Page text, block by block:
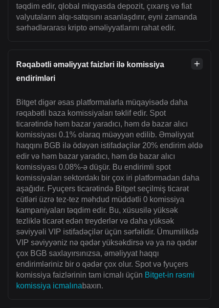
təqdim edir, qlobal miqyasda depozit, çıxarış və fiat
valyutaların alqı-satqısını asanlaşdırır, eyni zamanda
sərhədlərarası kripto əməliyyatlarını rahat edir.
Rəqabətli əməliyyat faizləri ilə komissiya
endirimləri
Bitget digər əsas platformalarla müqayisədə daha
rəqabətli baza komissiyaları təklif edir. Spot
ticarətində həm bazar yaradıcı, həm də bazar alıcı
komissiyası 0.1% olaraq müəyyən edilib. Əməliyyat
haqqını BGB ilə ödəyən istifadəçilər 20% endirim əldə
edir və həm bazar yaradıcı, həm də bazar alıcı
komissiyası 0.08%-ə düşür. Bu endirimli spot
komissiyaları sektordakı bir çox iri platformadan daha
aşağıdır. Fyuçers ticarətində Bitget seçilmiş ticarət
cütləri üzrə tez-tez məhdud müddətli 0 komissiya
kampaniyaları təqdim edir. Bu, xüsusilə yüksək
tezliklə ticarət edən treyderlər və daha yüksək
səviyyəli VIP istifadəçilər üçün sərfəlidir. Ümumilikdə
VIP səviyyəniz nə qədər yüksəkdirsə və ya nə qədər
çox BGB saxlayırsınızsa, əməliyyat haqqı
endirimləriniz bir o qədər çox olur. Spot və fyuçers
komissiya faizlərinin tam icmalı üçün Bitget-in rəsmi
komissiya icmalınabaxın.